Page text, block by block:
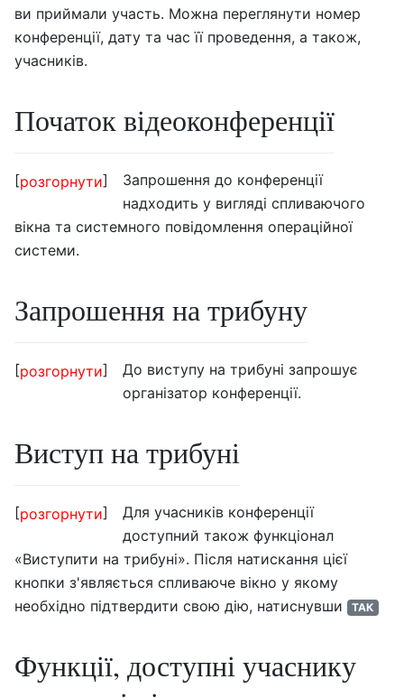
ви приймали участь. Можна переглянути номер
конференції, дату та час її проведення, а також,
учасників.
Початок відеоконференції
розгорнути
Запрошення до конференції
надходить у вигляді спливаючого
вікна та системного повідомлення операційної
системи.
Запрошення на трибуну
розгорнути
До виступу на трибуні запрошує
організатор конференції.
Виступ на трибуні
розгорнути
Для учасників конференції
доступний також функціонал
«Виступити на трибуні». Після натискання цієї
кнопки з'являється спливаюче вікно у якому
необхідно підтвердити свою дію, натиснувши
ТАК
Функції, доступні учаснику